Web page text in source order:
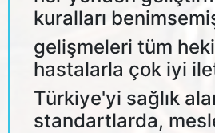
kuralları
gelişmeleri tüm
hastalarla çok iyi
Türkiye'yi sağlık
standartlarda,